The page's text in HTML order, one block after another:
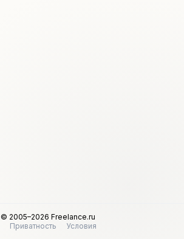
© 2005–2026 Freelance.ru
Приватность
Условия